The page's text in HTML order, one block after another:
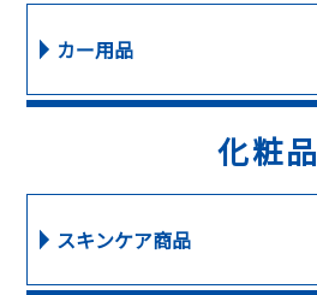
カー用品
化粧品
スキンケア商品